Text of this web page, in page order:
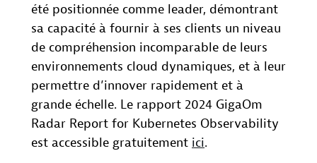
été positionnée comme leader, démontrant
sa capacité à fournir à ses clients un niveau
de compréhension incomparable de leurs
environnements cloud dynamiques, et à leur
permettre d’innover rapidement et à
grande échelle. Le rapport 2024 GigaOm
Radar Report for Kubernetes Observability
est accessible gratuitement ici.